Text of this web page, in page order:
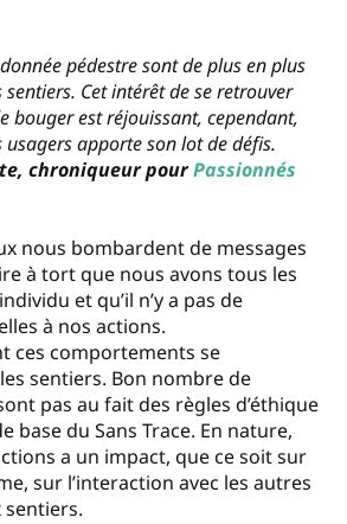
pédestre sont de plus en plus
Cet intérêt de se retrouver
bouger est réjouissant, cependant,
usagers apporte son lot de défis.
chroniqueur pourPassionnés
nous bombardent de messages
à tort que nous avons tous les
et qu’il n’y a pas de
à nos actions.
ces comportements se
sentiers. Bon nombre de
pas au fait des règles d’éthique
base du Sans Trace. En nature,
a un impact, que ce soit sur
sur l’interaction avec les autres
sentiers.